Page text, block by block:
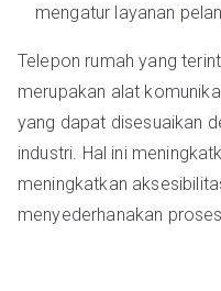
mengatur layanan
Telepon rumah yang
merupakan alat
yang dapat disesuaikan
industri. Hal ini
meningkatkan
menyederhanakan